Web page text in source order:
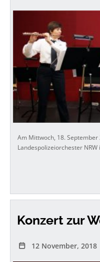
Am Mittwoch, 18.
Landespolizeiorchester
Konzert zur
12 November, 2018